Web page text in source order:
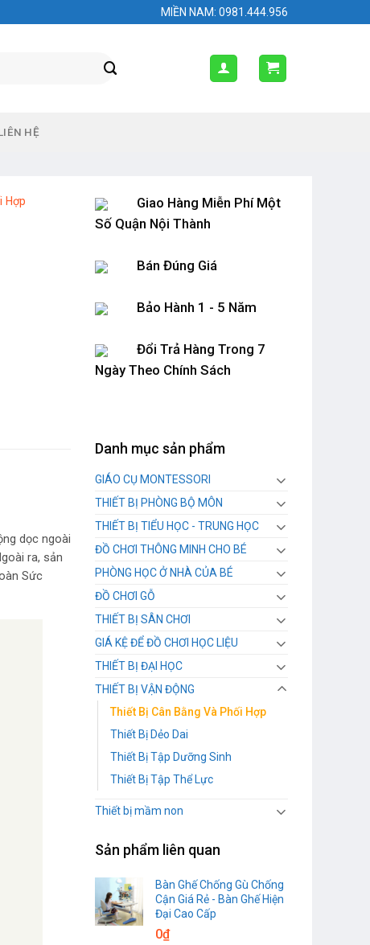
MIỀN NAM: 0981.444.956
HỆ
Hợp
dọc ngoài
ra, sản
Sức
Giao Hàng Miễn Phí Một
Số Quận Nội Thành
Bán Đúng Giá
Bảo Hành 1 - 5 Năm
Đổi Trả Hàng Trong 7
Ngày Theo Chính Sách
Danh mục sản phẩm
GIÁO CỤ MONTESSORI
THIẾT BỊ PHÒNG BỘ MÔN
THIẾT BỊ TIỂU HỌC - TRUNG HỌC
ĐỒ CHƠI THÔNG MINH CHO BÉ
PHÒNG HỌC Ở NHÀ CỦA BÉ
ĐỒ CHƠI GỖ
THIẾT BỊ SÂN CHƠI
GIÁ KỆ ĐỂ ĐỒ CHƠI HỌC LIỆU
THIẾT BỊ ĐẠI HỌC
THIẾT BỊ VẬN ĐỘNG
Thiết Bị Cân Bằng Và Phối Hợp
Thiết Bị Dẻo Dai
Thiết Bị Tập Dưỡng Sinh
Thiết Bị Tập Thể Lực
Thiết bị mầm non
Sản phẩm liên quan
Bàn Ghế Chống Gù Chống
Cận Giá Rẻ - Bàn Ghế Hiện
Đại Cao Cấp
0₫